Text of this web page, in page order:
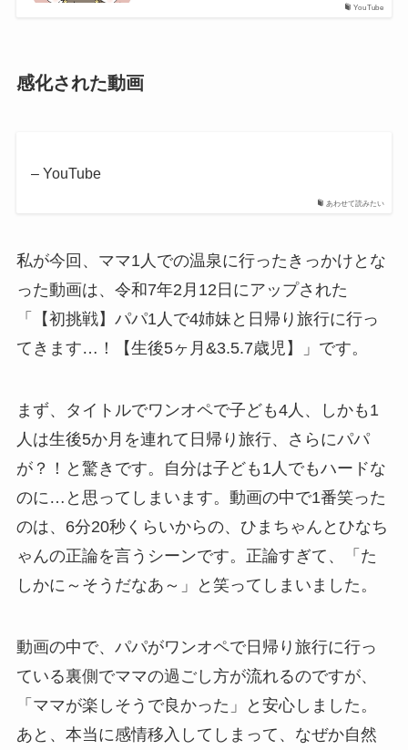
YouTube
感化された動画
あわせて読みたい
– YouTube
私が今回、ママ1人での温泉に行ったきっかけとな
った動画は、令和7年2月12日にアップされた
「【初挑戦】パパ1人で4姉妹と日帰り旅行に行っ
てきます…！【生後5ヶ月&3.5.7歳児】」です。
まず、タイトルでワンオペで子ども4人、しかも1
人は生後5か月を連れて日帰り旅行、さらにパパ
が？！と驚きです。自分は子ども1人でもハードな
のに…と思ってしまいます。動画の中で1番笑った
のは、6分20秒くらいからの、ひまちゃんとひなち
ゃんの正論を言うシーンです。正論すぎて、「た
しかに～そうだなあ～」と笑ってしまいました。
動画の中で、パパがワンオペで日帰り旅行に行っ
ている裏側でママの過ごし方が流れるのですが、
「ママが楽しそうで良かった」と安心しました。
あと、本当に感情移入してしまって、なぜか自然